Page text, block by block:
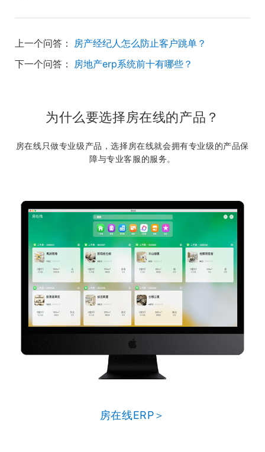
上一个问答： 房产经纪人怎么防止客户跳单？
下一个问答： 房地产erp系统前十有哪些？
为什么要选择房在线的产品？
房在线只做专业级产品，选择房在线就会拥有专业级的产品保
障与专业客服的服务。
房在线ERP＞